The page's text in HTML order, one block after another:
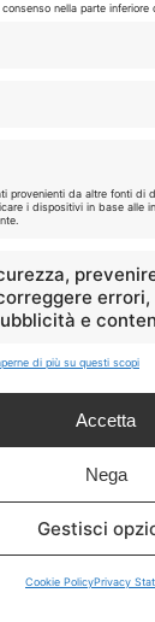
nella parte inferiore
provenienti da altre fonti di
i dispositivi in base alle
errori,
e
di più su questi scopi
Accetta
Nega
Gestisci
Cookie PolicyPrivacy
ai
subire variazioni:
Amazon ed eBay,